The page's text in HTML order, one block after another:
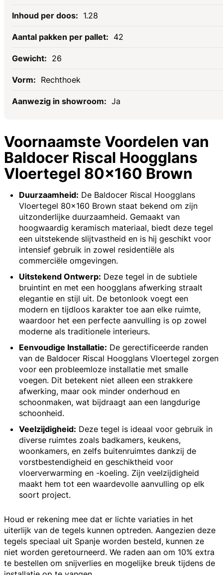
1.28
42
26
Rechthoek
Ja
Voornaamste Voordelen van
Baldocer Riscal Hoogglans
Vloertegel 80x160 Brown
Duurzaamheid: De Baldocer Riscal Hoogglans
Vloertegel 80x160 Brown staat bekend om zijn
uitzonderlijke duurzaamheid. Gemaakt van
hoogwaardig keramisch materiaal, biedt deze tegel
een uitstekende slijtvastheid en is hij geschikt voor
intensief gebruik in zowel residentiële als
commerciële omgevingen.
Uitstekend Ontwerp: Deze tegel in de subtiele
bruintint en met een hoogglans afwerking straalt
elegantie en stijl uit. De betonlook voegt een
modern en tijdloos karakter toe aan elke ruimte,
waardoor het een perfecte aanvulling is op zowel
moderne als traditionele interieurs.
Eenvoudige Installatie: De gerectificeerde randen
van de Baldocer Riscal Hoogglans Vloertegel zorgen
voor een probleemloze installatie met smalle
voegen. Dit betekent niet alleen een strakkere
afwerking, maar ook minder onderhoud en
schoonmaken, wat bijdraagt aan een langdurige
schoonheid.
Veelzijdigheid: Deze tegel is ideaal voor gebruik in
diverse ruimtes zoals badkamers, keukens,
woonkamers, en zelfs buitenruimtes dankzij de
vorstbestendigheid en geschiktheid voor
vloerverwarming en -koeling. Zijn veelzijdigheid
maakt hem tot een waardevolle aanvulling op elk
soort project.
Houd er rekening mee dat er lichte variaties in het
uiterlijk van de tegels kunnen optreden. Aangezien deze
tegels speciaal uit Spanje worden besteld, kunnen ze
niet worden geretourneerd. We raden aan om 10% extra
te bestellen om snijverlies en mogelijke breuk tijdens de